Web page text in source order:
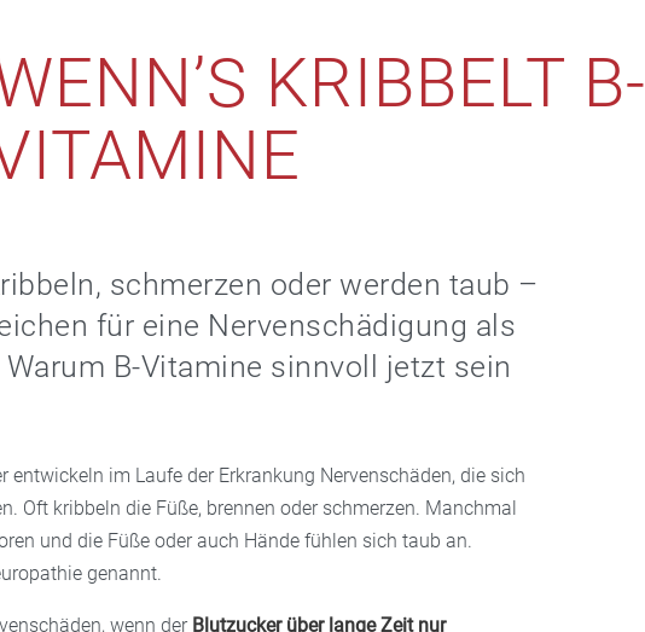
KRIBBELT B-
schmerzen oder werden taub –
für eine Nervenschädigung als
B-Vitamine sinnvoll jetzt sein
entwickeln im Laufe der Erkrankung Nervenschäden, die sich
Oft kribbeln die Füße, brennen oder schmerzen. Manchmal
und die Füße oder auch Hände fühlen sich taub an.
genannt.
wenn der Blutzucker über lange Zeit nur